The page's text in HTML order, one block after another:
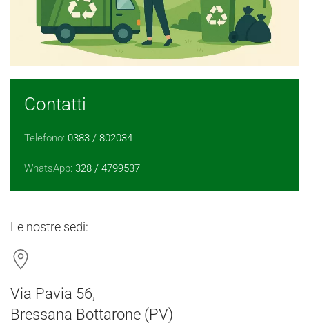
Contatti
Telefono: 0383 / 802034
WhatsApp: 328 / 4799537
Le nostre sedi:
Via Pavia 56,
Bressana Bottarone (PV)